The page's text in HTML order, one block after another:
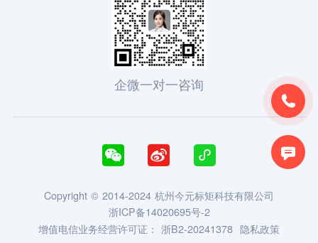


企微一对一咨询
  
Copyright © 2014-2024 杭州今元标矩科技有限公司
浙ICP备14020695号-2
增值电信业务经营许可证： 浙B2-20241378 隐私政策